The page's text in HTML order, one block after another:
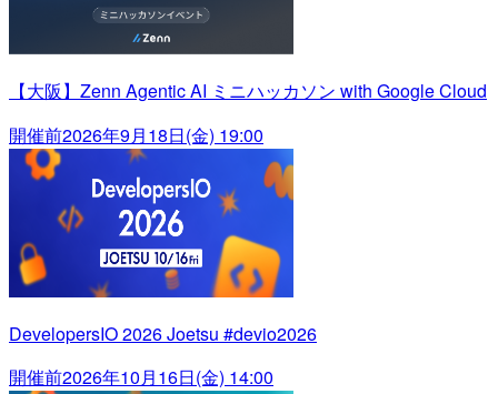
【大阪】Zenn Agentic AI ミニハッカソン with Google Cloud
開催前2026年9月18日(金) 19:00
DevelopersIO 2026 Joetsu #devio2026
開催前2026年10月16日(金) 14:00